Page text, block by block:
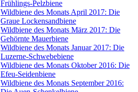
Frühlings-Pelzbiene
Wildbiene des Monats April 2017: Die
Graue Lockensandbiene
Wildbiene des Monats März 2017: Die
Gehörnte Mauerbiene
Wildbiene des Monats Januar 2017: Die
Luzerne-Schwebebiene
Wildbiene des Monats Oktober 2016: Die
Efeu-Seidenbiene
Wildbiene des Monats September 2016: